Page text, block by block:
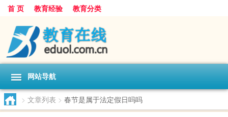
首 页 教育经验 教育分类
网站导航
> 文章列表 > 春节是属于法定假日吗吗